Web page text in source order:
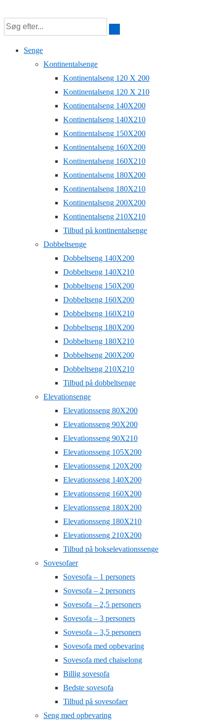
Hop
til
hovedindhold
Senge
Kontinentalsenge
Kontinentalseng 120 X 200
Kontinentalseng 120 X 210
Kontinentalseng 140X200
Kontinentalseng 140X210
Kontinentalseng 150X200
Kontinentalseng 160X200
Kontinentalseng 160X210
Kontinentalseng 180X200
Kontinentalseng 180X210
Kontinentalseng 200X200
Kontinentalseng 210X210
Tilbud på kontinentalsenge
Dobbeltsenge
Dobbeltseng 140X200
Dobbeltseng 140X210
Dobbeltseng 150X200
Dobbeltseng 160X200
Dobbeltseng 160X210
Dobbeltseng 180X200
Dobbeltseng 180X210
Dobbeltseng 200X200
Dobbeltseng 210X210
Tilbud på dobbeltsenge
Elevationsenge
Elevationsseng 80X200
Elevationsseng 90X200
Elevationsseng 90X210
Elevationsseng 105X200
Elevationsseng 120X200
Elevationsseng 140X200
Elevationsseng 160X200
Elevationsseng 180X200
Elevationsseng 180X210
Elevationsseng 210X200
Tilbud på bokselevationssenge
Sovesofaer
Sovesofa – 1 personers
Sovesofa – 2 personers
Sovesofa – 2,5 personers
Sovesofa – 3 personers
Sovesofa – 3,5 personers
Sovesofa med opbevaring
Sovesofa med chaiselong
Billig sovesofa
Bedste sovesofa
Tilbud på sovesofaer
Seng med opbevaring